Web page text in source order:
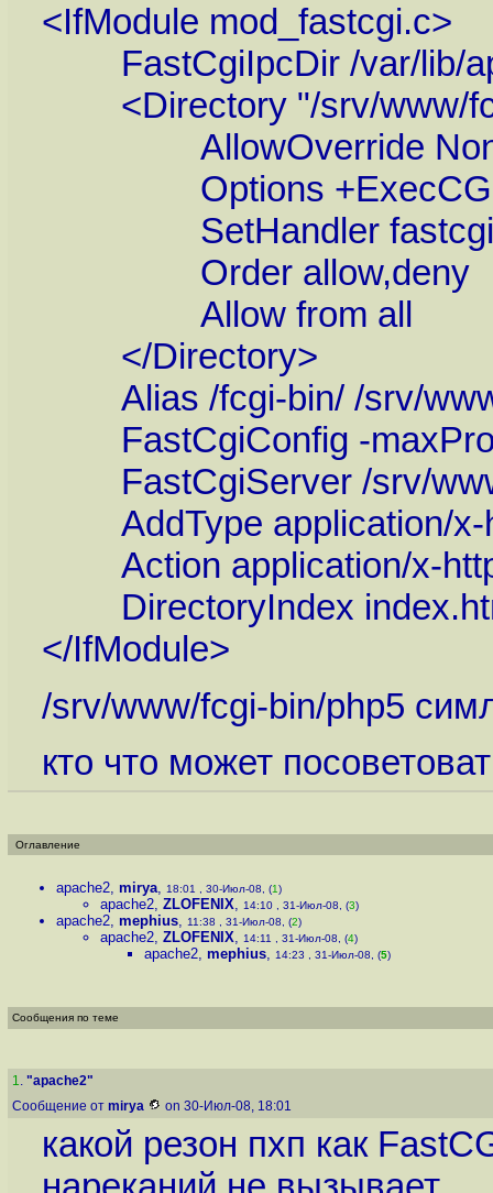
<IfModule mod_fastcgi.c>
FastCgiIpcDir /var/lib/
<Directory "/srv/www/
AllowOverride
Options +ExecCGI -
SetHandler fastcgi-
Order allow,deny
Allow from all
</Directory>
Alias /fcgi-bin/ /srv/
FastCgiConfig -
FastCgiServer /srv/
AddType application/x-
Action application/x-
DirectoryIndex
</IfModule>
/srv/www/fcgi-bin/php5
кто что может
Оглавление
apache2, mirya, 18:01 , 30-Июл-08, (1)
apache2, ZLOFENIX, 14:10 , 31-Июл-08, (3)
apache2, mephius, 11:38 , 31-Июл-08, (2)
apache2, ZLOFENIX, 14:11 , 31-Июл-08, (4)
apache2, mephius, 14:23 , 31-Июл-08, (5)
Сообщения по теме
1. "apache2"
Сообщение от mirya on 30-Июл-08, 18:01
какой резон пхп как